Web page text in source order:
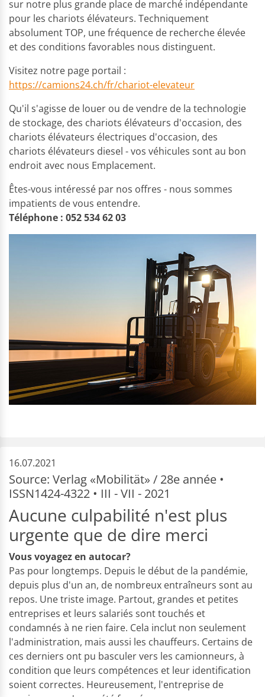
sur notre plus grande place de marché indépendante
pour les chariots élévateurs. Techniquement
absolument TOP, une fréquence de recherche élevée
et des conditions favorables nous distinguent.
Visitez notre page portail :
https://camions24.ch/fr/chariot-elevateur
Qu'il s'agisse de louer ou de vendre de la technologie
de stockage, des chariots élévateurs d'occasion, des
chariots élévateurs électriques d'occasion, des
chariots élévateurs diesel - vos véhicules sont au bon
endroit avec nous Emplacement.
Êtes-vous intéressé par nos offres - nous sommes
impatients de vous entendre.
Téléphone : 052 534 62 03
16.07.2021
Source: Verlag «Mobilität» / 28e année •
ISSN1424-4322 • III - VII - 2021
Aucune culpabilité n'est plus
urgente que de dire merci
Vous voyagez en autocar?
Pas pour longtemps. Depuis le début de la pandémie,
depuis plus d'un an, de nombreux entraîneurs sont au
repos. Une triste image. Partout, grandes et petites
entreprises et leurs salariés sont touchés et
condamnés à ne rien faire. Cela inclut non seulement
l'administration, mais aussi les chauffeurs. Certains de
ces derniers ont pu basculer vers les camionneurs, à
condition que leurs compétences et leur identification
soient correctes. Heureusement, l'entreprise de